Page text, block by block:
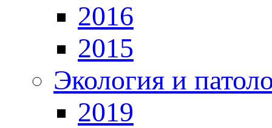
2016
2015
Экология и
2019